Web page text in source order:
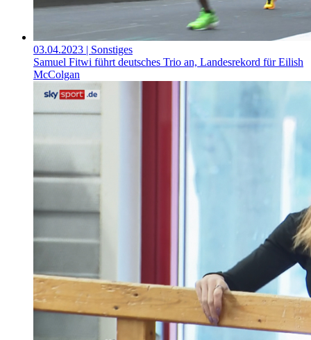
03.04.2023 | Sonstiges
Samuel Fitwi führt deutsches Trio an, Landesrekord für Eilish
McColgan